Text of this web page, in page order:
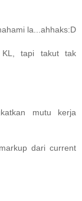
la...ahhaks:D
tapi takut tak
mutu kerja
dari current